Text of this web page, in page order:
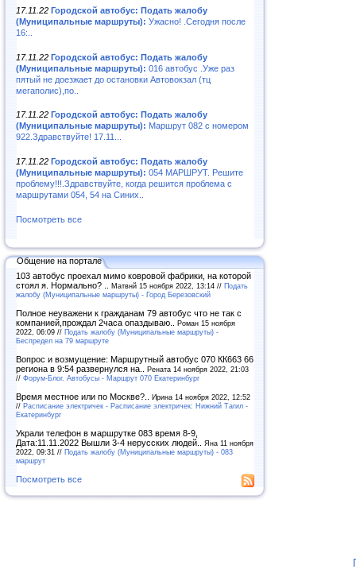
17.11.22 Городской автобус: Подать жалобу
(Муниципальные маршруты): Ужасно! .Сегодня после
16:..
17.11.22 Городской автобус: Подать жалобу
(Муниципальные маршруты): 016 автобус .Уже раз
пятый не доезжает до остановки Автовокзал (тц
мегаполис),по..
17.11.22 Городской автобус: Подать жалобу
(Муниципальные маршруты): Маршрут 082 с номером
922.Здравствуйте! 17.11...
17.11.22 Городской автобус: Подать жалобу
(Муниципальные маршруты): 054 МАРШРУТ. Решите
проблему!!!.Здравствуйте, когда решится проблема с
маршрутами 054, 54 на Синих..
Посмотреть все
Общение на портале
103 автобус проехал мимо ковровой фабрики, на которой
стоял я. Нормально? .. Матвнй 15 ноября 2022, 13:14 // Подать
жалобу (Муниципальные маршруты) - Город Березовский
Полное неуважени к гражданам 79 автобус что не так с
компанией,прождал 2часа опаздываю.. Роман 15 ноября
2022, 06:09 // Подать жалобу (Муниципальные маршруты) -
Беспредел на 79 маршруте
Вопрос и возмущение: Маршрутный автобус 070 КК663 66
региона в 9:54 развернулся на.. Рената 14 ноября 2022, 21:03
// Форум-Блог. Автобусы - Маршрут 070 Екатеринбург
Время местное или по Москве?.. Ирина 14 ноября 2022, 12:52
// Расписание электричек - Расписание электричек: Нижний Тагил -
Екатеринбург
Украли телефон в маршрутке 083 время 8-9,
Дата:11.11.2022 Вышли 3-4 нерусских людей.. Яна 11 ноября
2022, 09:31 // Подать жалобу (Муниципальные маршруты) - 083
маршрут
Посмотреть все